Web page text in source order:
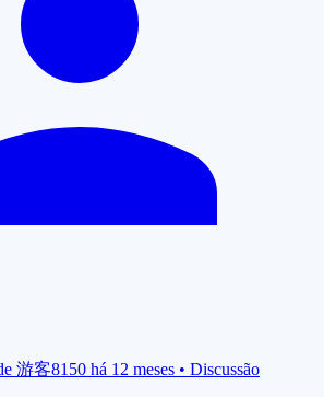
游客8150 há 12 meses • Discussão